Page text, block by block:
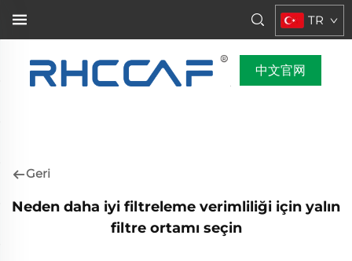
TR
中文官网
Geri
Neden daha iyi filtreleme verimliliği için yalın
filtre ortamı seçin